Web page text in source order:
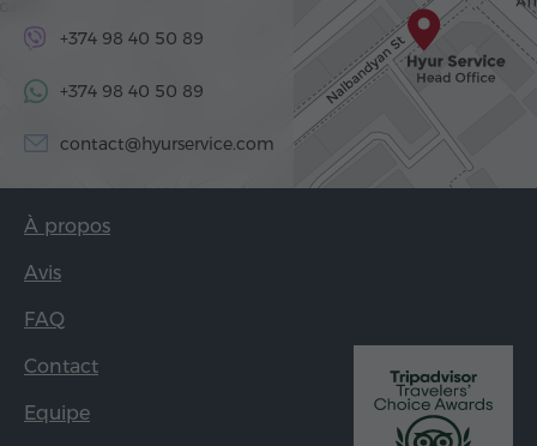
+374 98 40 50 89
+374 98 40 50 89
contact@hyurservice.com
À propos
Avis
FAQ
Contact
Equipe